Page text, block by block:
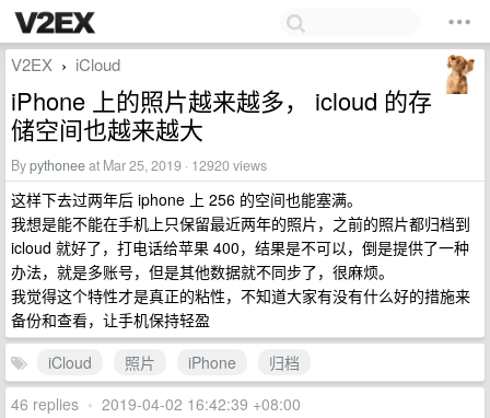
V2EX › iCloud
iPhone 上的照片越来越多， icloud 的存
储空间也越来越大
Bypythoneeat Mar 25, 2019 · 12920 views
这样下去过两年后 iphone 上 256 的空间也能塞满。
我想是能不能在手机上只保留最近两年的照片，之前的照片都归档到
icloud 就好了，打电话给苹果 400，结果是不可以，倒是提供了一种
办法，就是多账号，但是其他数据就不同步了，很麻烦。
我觉得这个特性才是真正的粘性，不知道大家有没有什么好的措施来
备份和查看，让手机保持轻盈
iCloud
照片 iPhone
归档
46 replies • 2019-04-02 16:42:39 +08:00